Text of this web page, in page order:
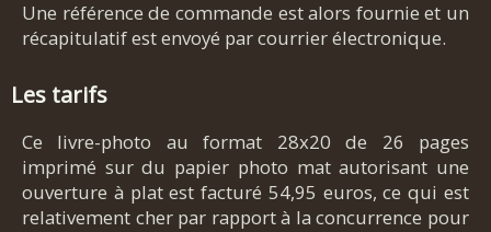
Une référence de commande est alors fournie et un
récapitulatif est envoyé par courrier électronique.
Les tarifs
Ce livre-photo au format 28x20 de 26 pages
imprimé sur du papier photo mat autorisant une
ouverture à plat est facturé 54,95 euros, ce qui est
relativement cher par rapport à la concurrence pour